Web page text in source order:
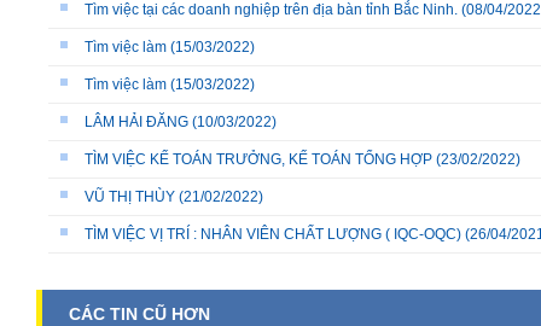
Tìm việc tại các doanh nghiệp trên địa bàn tỉnh Bắc Ninh. (08/04/
Tìm việc làm (15/03/2022)
Tìm việc làm (15/03/2022)
LÂM HẢI ĐĂNG (10/03/2022)
TÌM VIỆC KẾ TOÁN TRƯỞNG, KẾ TOÁN TỔNG HỢP (23/02/2022)
VŨ THỊ THÙY (21/02/2022)
TÌM VIỆC VỊ TRÍ : NHÂN VIÊN CHẤT LƯỢNG ( IQC-OQC) (26/04/
CÁC TIN CŨ HƠN